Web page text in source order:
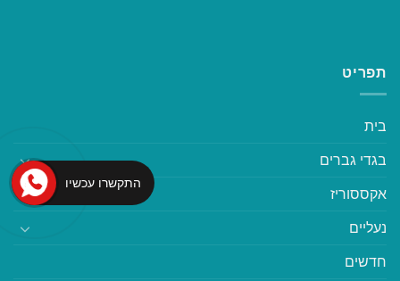
תפריט
בית
בגדי גברים
אקססוריז
נעליים
חדשים
התקשרו עכשיו